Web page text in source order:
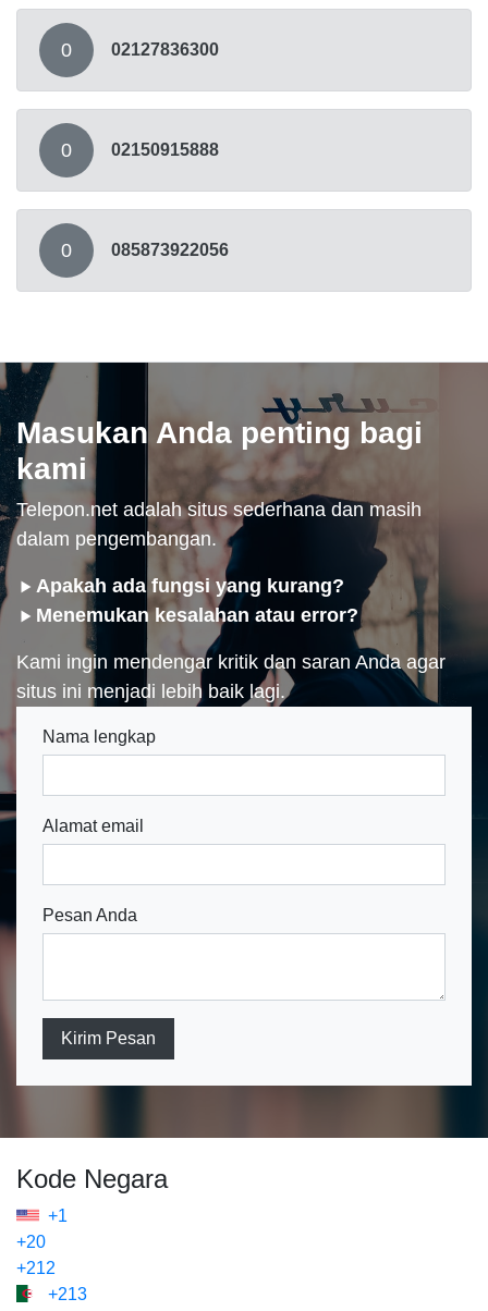
0 02127836300
0 02150915888
0 085873922056
Masukan Anda penting bagi
kami
Telepon.net adalah situs sederhana dan masih
dalam pengembangan.
Apakah ada fungsi yang kurang?
Menemukan kesalahan atau error?
Kami ingin mendengar kritik dan saran Anda agar
situs ini menjadi lebih baik lagi.
Nama lengkap
Alamat email
Pesan Anda
Kirim Pesan
Kode Negara
+1
+20
+212
+213